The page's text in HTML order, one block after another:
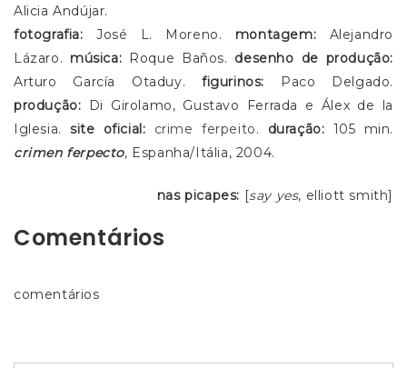
Alicia Andújar.
fotografia: José L. Moreno. montagem: Alejandro
Lázaro. música: Roque Baños. desenho de produção:
Arturo García Otaduy.figurinos: Paco Delgado.
produção: Di Girolamo, Gustavo Ferrada e Álex de la
Iglesia.site oficial: crime ferpeito. duração: 105 min.
crimen ferpecto, Espanha/Itália, 2004.
nas picapes: [say yes, elliott smith]
Comentários
comentários